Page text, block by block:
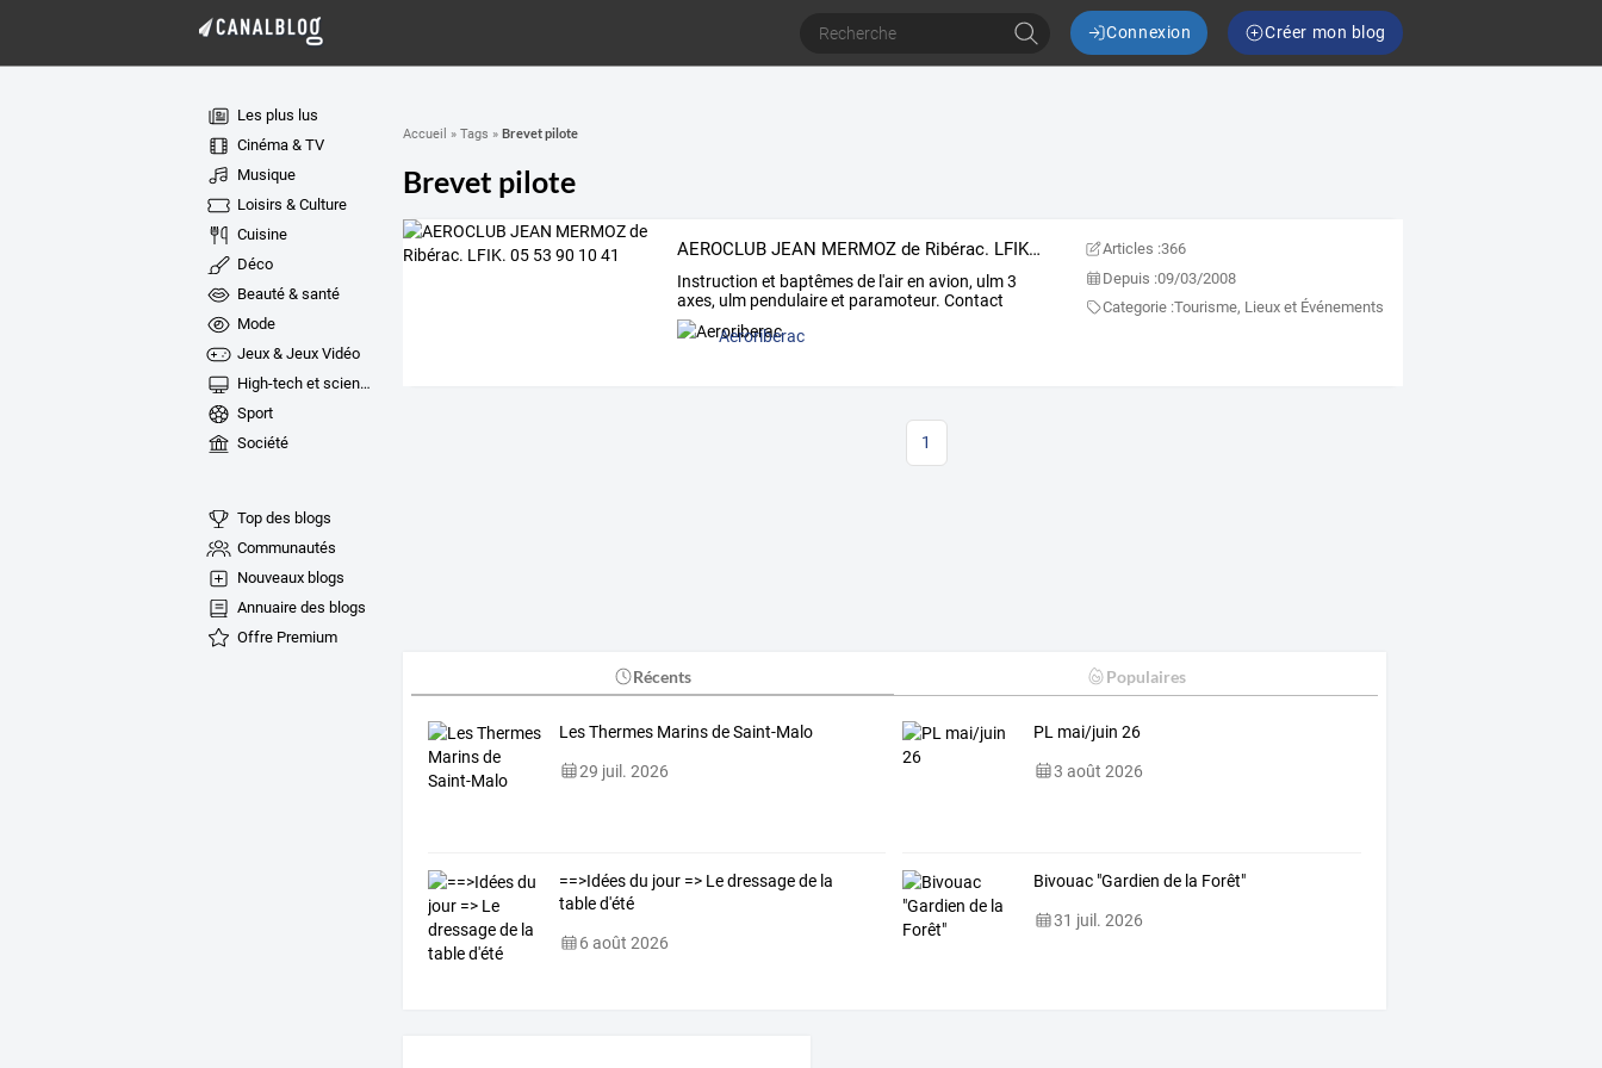
Connexion Créer mon blog
Les plus lus
Cinéma & TV
Musique
Loisirs & Culture
Cuisine
Déco
Beauté & santé
Mode
Jeux & Jeux Vidéo
High-tech et sciences
Sport
Société
Top des blogs
Communautés
Nouveaux blogs
Annuaire des blogs
Offre Premium
Accueil » Tags » Brevet pilote
Brevet pilote
AEROCLUB JEAN MERMOZ de Ribérac. LFIK. 05 53 90 10 41
Instruction et baptêmesde l'airen avion, ulm3
axes, ulm pendulaireet paramoteur. Contact
webmaster:
Aeroriberac
Articles :366
Depuis :09/03/2008
Categorie :Tourisme, Lieux et Événements
1
Récents Populaires
Les Thermes Marins de Saint-Malo
29 juil. 2026
PL mai/juin 26
3 août 2026
==>Idées du jour => Le dressage de la
table d'été
6 août 2026
Bivouac "Gardien de la Forêt"
31 juil. 2026